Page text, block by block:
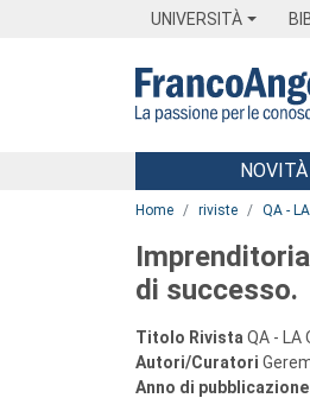
UNIVERSITÀ
Menu
NOVITÀ
Home riviste QA -
di successo.
Titolo Rivista QA - LA
Autori/Curatori
Anno di pubblicazione